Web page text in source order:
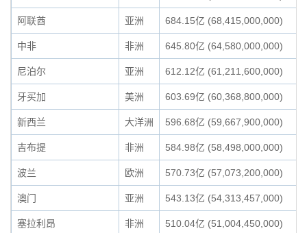
阿联酋 亚洲 684.15亿 (68,415,000,000)
中非 非洲 645.80亿 (64,580,000,000)
尼泊尔 亚洲 612.12亿 (61,211,600,000)
牙买加 美洲 603.69亿 (60,368,800,000)
新西兰 大洋洲 596.68亿 (59,667,900,000)
吉布提 非洲 584.98亿 (58,498,000,000)
波兰 欧洲 570.73亿 (57,073,200,000)
澳门 亚洲 543.13亿 (54,313,457,000)
塞拉利昂 非洲 510.04亿 (51,004,450,000)